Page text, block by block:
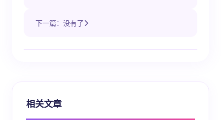
下一篇：没有了
相关文章